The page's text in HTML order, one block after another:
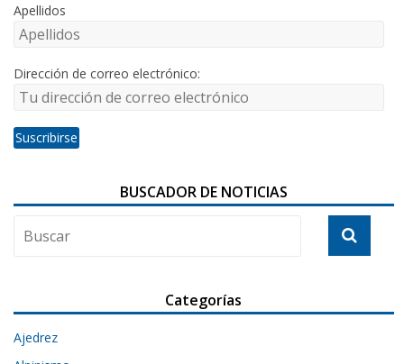
Apellidos
Dirección de correo electrónico:
BUSCADOR DE NOTICIAS
Categorías
Ajedrez